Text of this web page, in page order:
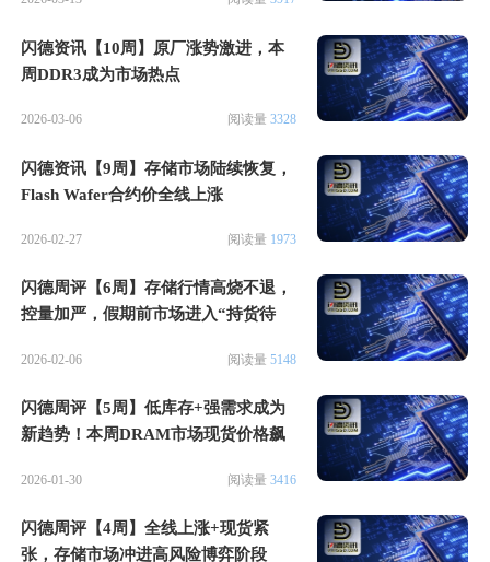
闪德资讯【10周】原厂涨势激进，本
周DDR3成为市场热点
2026-03-06 阅读量 3328
闪德资讯【9周】存储市场陆续恢复，
Flash Wafer合约价全线上涨
2026-02-27 阅读量 1973
闪德周评【6周】存储行情高烧不退，
控量加严，假期前市场进入“持货待
2026-02-06 阅读量 5148
闪德周评【5周】低库存+强需求成为
新趋势！本周DRAM市场现货价格飙
2026-01-30 阅读量 3416
闪德周评【4周】全线上涨+现货紧
张，存储市场冲进高风险博弈阶段